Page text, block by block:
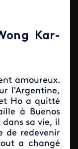
Kar-
amoureux.
l'Argentine,
Ho a quitté
à Buenos
sa vie, il
de redevenir
a changé